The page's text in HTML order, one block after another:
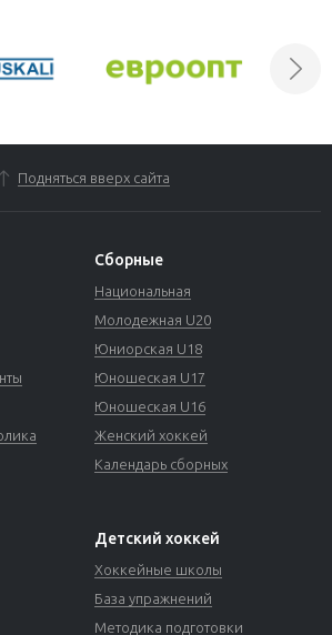
Подняться вверх сайта
Сборные
Национальная
Молодежная U20
Юниорская U18
Юношеская U17
Юношеская U16
Женский хоккей
Календарь сборных
Детский хоккей
Хоккейные школы
База упражнений
Методика подготовки